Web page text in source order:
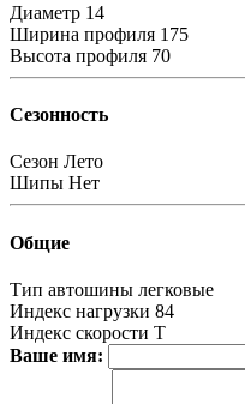
Диаметр 14
Ширина профиля 175
Высота профиля 70
Сезонность
Сезон Лето
Шипы Нет
Общие
Тип автошины легковые
Индекс нагрузки 84
Индекс скорости T
Ваше имя: